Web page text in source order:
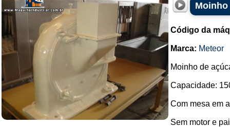
Código da
Marca: Meteor
Moinho de
Capacidade:
Com mesa em
Sem motor e